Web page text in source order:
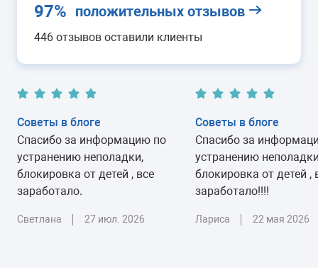
97% положительных отзывов
446 отзывов оставили клиенты
Советы в блоге
Спасибо за информацию по
устранению неполадки,
блокировка от детей , все
заработало.
Светлана 27 июл. 2026
Советы в блоге
Спасибо за
устранению
блокировка от детей ,
заработало!!!!
Лариса 22 мая 2026